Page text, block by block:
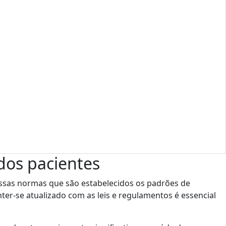
pacientes
normas que são estabelecidos os padrões de
se atualizado com as leis e regulamentos é essencial